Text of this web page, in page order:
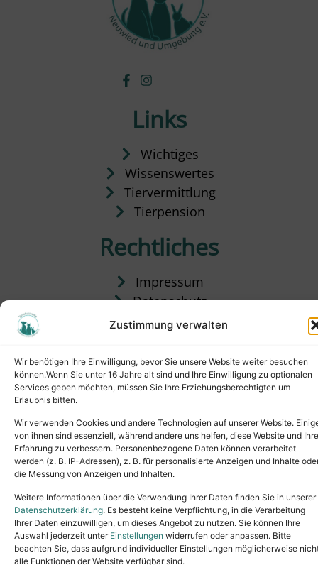
Zustimmung verwalten
Wir benötigen Ihre Einwilligung, bevor Sie unsere Website weiter besuchen
können.Wenn Sie unter 16 Jahre alt sind und Ihre Einwilligung zu optionalen
Services geben möchten, müssen Sie Ihre Erziehungsberechtigten um
Erlaubnis bitten.
Wir verwenden Cookies und andere Technologien auf unserer Website.
von ihnen sind essenziell, während andere uns helfen, diese Website und Ihre
Erfahrung zu verbessern. Personenbezogene Daten können verarbeitet
werden (z. B. IP-Adressen), z. B. für personalisierte Anzeigen und Inhalte
die Messung von Anzeigen und Inhalten.
Weitere Informationen über die Verwendung Ihrer Daten finden Sie in unserer
Datenschutzerklärung. Es besteht keine Verpflichtung, in die Verarbeitung
Ihrer Daten einzuwilligen, um dieses Angebot zu nutzen. Sie können Ihre
Auswahl jederzeit unter Einstellungen widerrufen oder anpassen. Bitte
beachten Sie, dass aufgrund individueller Einstellungen möglicherweise
alle Funktionen der Website verfügbar sind.
Links
Wichtiges
Wissenswertes
Tiervermittlung
Tierpension
Rechtliches
Impressum
Datenschutz
Satzung
Copyright © 2024. All rights reserved.
Tel.: (02631) 55356buero@tierheim-neuwied.de
Ludwigshof 1, 56567 Neuwied